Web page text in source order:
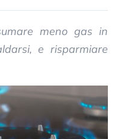
meno gas in
e risparmiare